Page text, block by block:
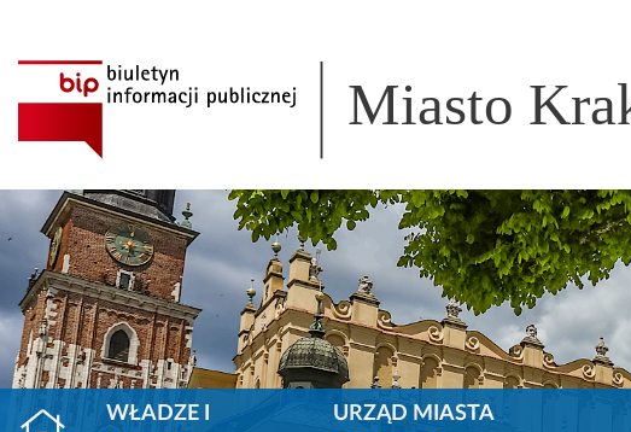
Miasto
WŁADZE I
URZĄD MIASTA